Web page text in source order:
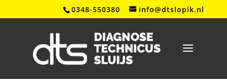
0348-550380 info@dtslopik.nl